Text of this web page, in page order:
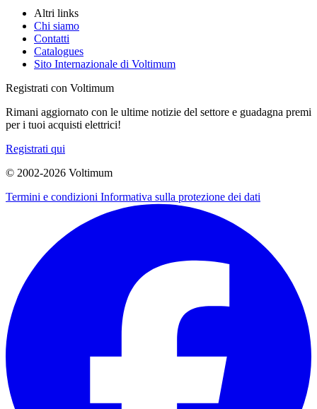
Altri links
Chi siamo
Contatti
Catalogues
Sito Internazionale di Voltimum
Registrati con Voltimum
Rimani aggiornato con le ultime notizie del settore e guadagna premi
per i tuoi acquisti elettrici!
Registrati qui
© 2002-2026 Voltimum
Termini e condizioni Informativa sulla protezione dei dati